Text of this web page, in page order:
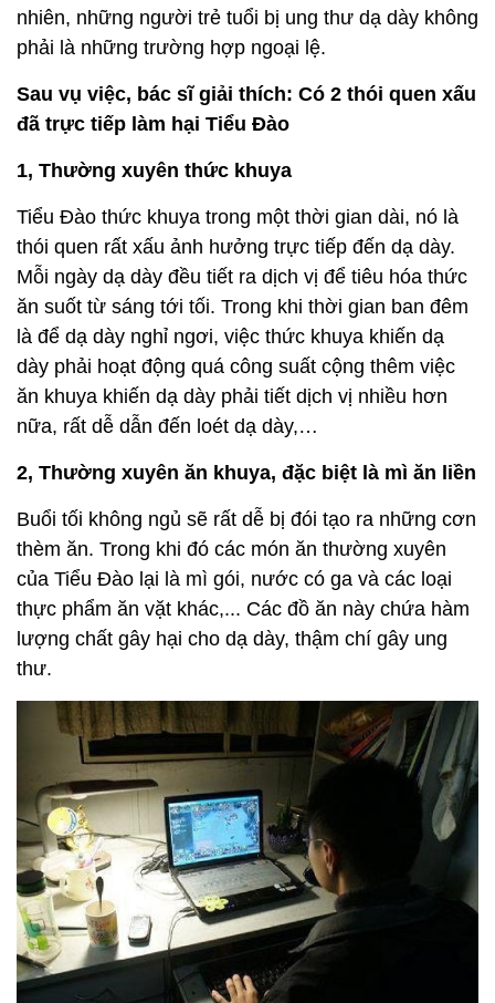
nhiên, những người trẻ tuổi bị ung thư dạ dày không
phải là những trường hợp ngoại lệ.
Sau vụ việc, bác sĩ giải thích: Có 2 thói quen xấu
đã trực tiếp làm hại Tiểu Đào
1, Thường xuyên thức khuya
Tiểu Đào thức khuya trong một thời gian dài, nó là
thói quen rất xấu ảnh hưởng trực tiếp đến dạ dày.
Mỗi ngày dạ dày đều tiết ra dịch vị để tiêu hóa thức
ăn suốt từ sáng tới tối. Trong khi thời gian ban đêm
là để dạ dày nghỉ ngơi, việc thức khuya khiến dạ
dày phải hoạt động quá công suất cộng thêm việc
ăn khuya khiến dạ dày phải tiết dịch vị nhiều hơn
nữa, rất dễ dẫn đến loét dạ dày,…
2, Thường xuyên ăn khuya, đặc biệt là mì ăn liền
Buổi tối không ngủ sẽ rất dễ bị đói tạo ra những cơn
thèm ăn. Trong khi đó các món ăn thường xuyên
của Tiểu Đào lại là mì gói, nước có ga và các loại
thực phẩm ăn vặt khác,... Các đồ ăn này chứa hàm
lượng chất gây hại cho dạ dày, thậm chí gây ung
thư.